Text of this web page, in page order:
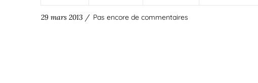
29 mars 2013 / Pas encore de commentaires